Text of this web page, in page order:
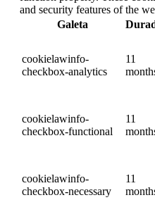
and security features of the
Galeta
cookielawinfo-
checkbox-analytics
11
cookielawinfo-
checkbox-functional
11
cookielawinfo-
checkbox-necessary
11